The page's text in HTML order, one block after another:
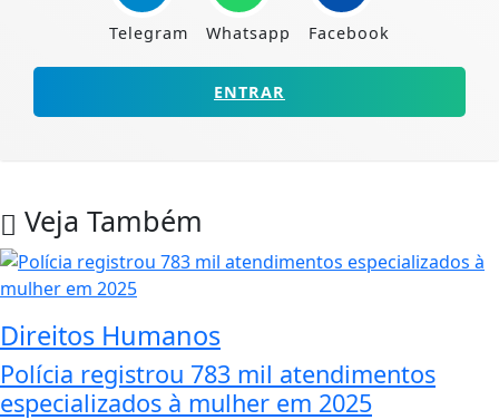
Telegram Whatsapp Facebook
ENTRAR
Veja Também
Direitos Humanos
Polícia registrou 783 mil atendimentos
especializados à mulher em 2025